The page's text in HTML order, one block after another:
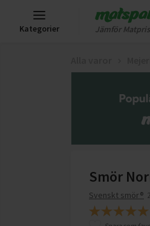
Kategorier Jämför
Smör
Svenskt smör®